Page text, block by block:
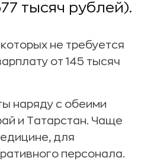
тысяч рублей).
не требуется
от 145 тысяч
наряду с обеими
и Татарстан. Чаще
для
персонала.